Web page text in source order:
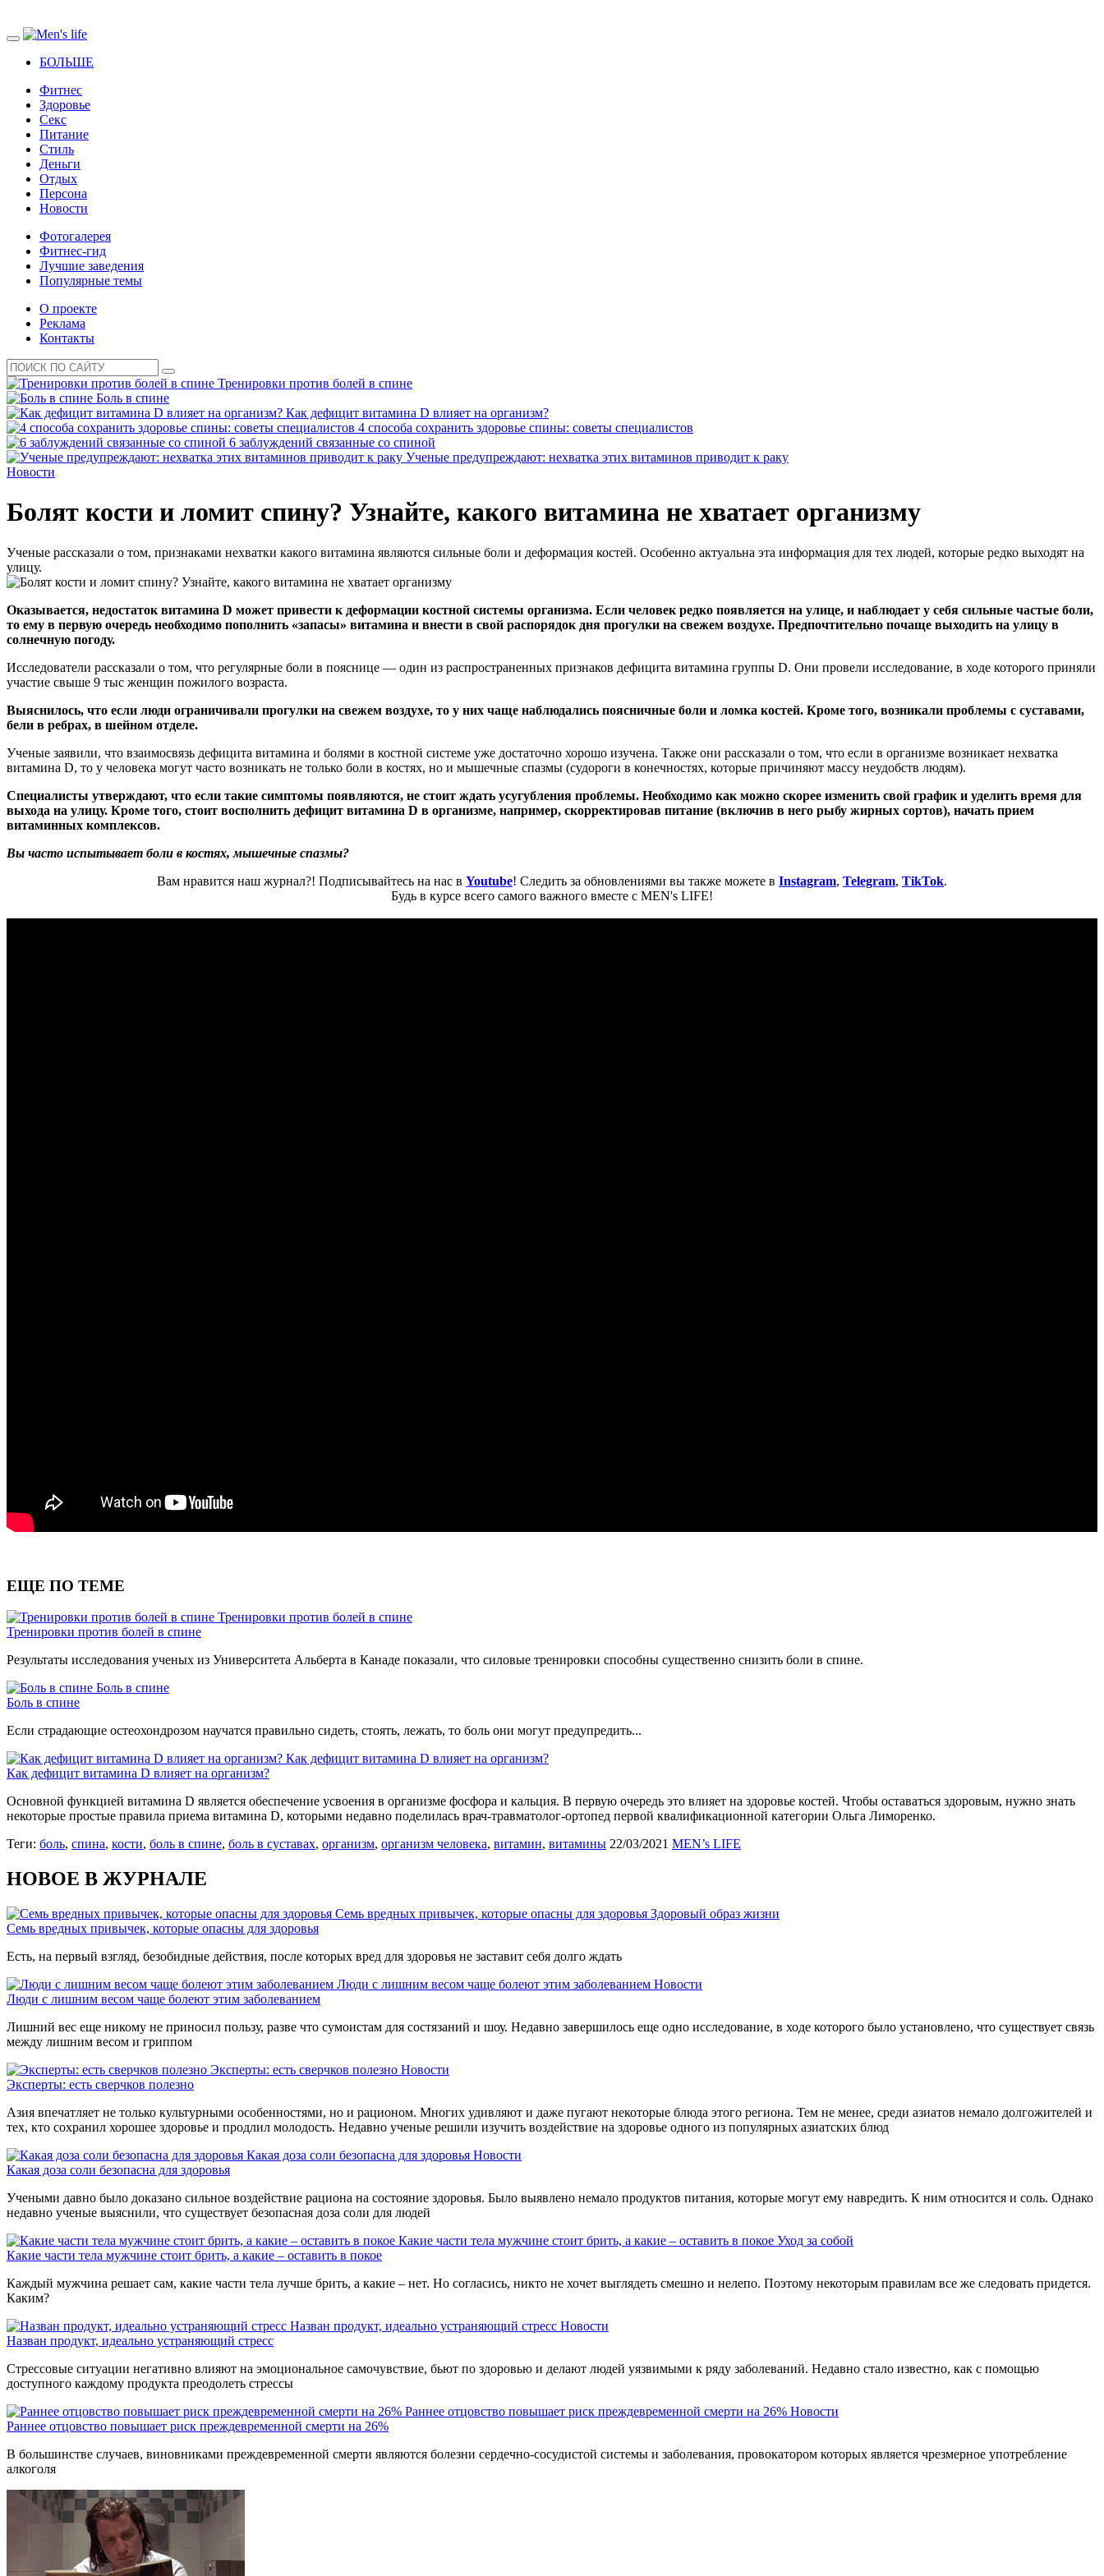
БОЛЬШЕ
Фитнес
Здоровье
Секс
Питание
Стиль
Деньги
Отдых
Персона
Новости
Фотогалерея
Фитнес-гид
Лучшие заведения
Популярные темы
О проекте
Реклама
Контакты
Тренировки против болей в спине
Боль в спине
Как дефицит витамина D влияет на организм?
4 способа сохранить здоровье спины: советы специалистов
6 заблуждений связанные со спиной
Ученые предупреждают: нехватка этих витаминов приводит к раку
Новости
Болят кости и ломит спину? Узнайте, какого витамина не хватает организму
Ученые рассказали о том, признаками нехватки какого витамина являются сильные боли и деформация костей. Особенно актуальна эта информация для тех людей, которые редко выходят на
улицу.
Оказывается, недостаток витамина D может привести к деформации костной системы организма. Если человек редко появляется на улице, и наблюдает у себя сильные частые боли,
то ему в первую очередь необходимо пополнить «запасы» витамина и внести в свой распорядок дня прогулки на свежем воздухе. Предпочтительно почаще выходить на улицу в
солнечную погоду.
Исследователи рассказали о том, что регулярные боли в пояснице — один из распространенных признаков дефицита витамина группы D. Они провели исследование, в ходе которого приняли
участие свыше 9 тыс женщин пожилого возраста.
Выяснилось, что если люди ограничивали прогулки на свежем воздухе, то у них чаще наблюдались поясничные боли и ломка костей. Кроме того, возникали проблемы с суставами,
бели в ребрах, в шейном отделе.
Ученые заявили, что взаимосвязь дефицита витамина и болями в костной системе уже достаточно хорошо изучена. Также они рассказали о том, что если в организме возникает нехватка
витамина D, то у человека могут часто возникать не только боли в костях, но и мышечные спазмы (судороги в конечностях, которые причиняют массу неудобств людям).
Специалисты утверждают, что если такие симптомы появляются, не стоит ждать усугубления проблемы. Необходимо как можно скорее изменить свой график и уделить время для
выхода на улицу. Кроме того, стоит восполнить дефицит витамина D в организме, например, скорректировав питание (включив в него рыбу жирных сортов), начать прием
витаминных комплексов.
Вы часто испытывает боли в костях, мышечные спазмы?
Вам нравится наш журнал?! Подписывайтесь на нас в Youtube! Следить за обновлениями вы также можете в Instagram, Telegram, TikTok.
Будь в курсе всего самого важного вместе с MEN's LIFE!
ЕЩЕ ПО ТЕМЕ
Тренировки против болей в спине
Тренировки против болей в спине
Результаты исследования ученых из Университета Альберта в Канаде показали, что силовые тренировки способны существенно снизить боли в спине.
Боль в спине
Боль в спине
Если страдающие остеохондрозом научатся правильно сидеть, стоять, лежать, то боль они могут предупредить...
Как дефицит витамина D влияет на организм?
Как дефицит витамина D влияет на организм?
Основной функцией витамина D является обеспечение усвоения в организме фосфора и кальция. В первую очередь это влияет на здоровье костей. Чтобы оставаться здоровым, нужно знать
некоторые простые правила приема витамина D, которыми недавно поделилась врач-травматолог-ортопед первой квалификационной категории Ольга Лиморенко.
Теги: боль, спина, кости, боль в спине, боль в суставах, организм, организм человека, витамин, витамины 22/03/2021 MEN’s LIFE
НОВОЕ В ЖУРНАЛЕ
Семь вредных привычек, которые опасны для здоровья Здоровый образ жизни
Семь вредных привычек, которые опасны для здоровья
Есть, на первый взгляд, безобидные действия, после которых вред для здоровья не заставит себя долго ждать
Люди с лишним весом чаще болеют этим заболеванием Новости
Люди с лишним весом чаще болеют этим заболеванием
Лишний вес еще никому не приносил пользу, разве что сумоистам для состязаний и шоу. Недавно завершилось еще одно исследование, в ходе которого было установлено, что существует связь
между лишним весом и гриппом
Эксперты: есть сверчков полезно Новости
Эксперты: есть сверчков полезно
Азия впечатляет не только культурными особенностями, но и рационом. Многих удивляют и даже пугают некоторые блюда этого региона. Тем не менее, среди азиатов немало долгожителей и
тех, кто сохранил хорошее здоровье и продлил молодость. Недавно ученые решили изучить воздействие на здоровье одного из популярных азиатских блюд
Какая доза соли безопасна для здоровья Новости
Какая доза соли безопасна для здоровья
Учеными давно было доказано сильное воздействие рациона на состояние здоровья. Было выявлено немало продуктов питания, которые могут ему навредить. К ним относится и соль. Однако
недавно ученые выяснили, что существует безопасная доза соли для людей
Какие части тела мужчине стоит брить, а какие – оставить в покое Уход за собой
Какие части тела мужчине стоит брить, а какие – оставить в покое
Каждый мужчина решает сам, какие части тела лучше брить, а какие – нет. Но согласись, никто не хочет выглядеть смешно и нелепо. Поэтому некоторым правилам все же следовать придется.
Каким?
Назван продукт, идеально устраняющий стресс Новости
Назван продукт, идеально устраняющий стресс
Стрессовые ситуации негативно влияют на эмоциональное самочувствие, бьют по здоровью и делают людей уязвимыми к ряду заболеваний. Недавно стало известно, как с помощью
доступного каждому продукта преодолеть стрессы
Раннее отцовство повышает риск преждевременной смерти на 26% Новости
Раннее отцовство повышает риск преждевременной смерти на 26%
В большинстве случаев, виновниками преждевременной смерти являются болезни сердечно-сосудистой системы и заболевания, провокатором которых является чрезмерное употребление
алкоголя